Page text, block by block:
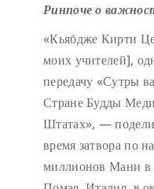
Ринпоче о
«Кьябдже Кирти
моих учителей],
передачу «Сутры
Стране Будды
Штатах», —
время затвора по
миллионов Мани